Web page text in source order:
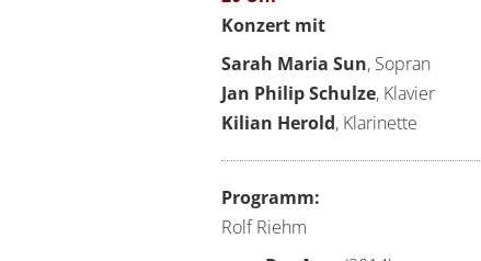
Konzert mit
Sarah Maria Sun, Sopran
Jan Philip Schulze, Klavier
Kilian Herold, Klarinette
Programm:
Rolf Riehm